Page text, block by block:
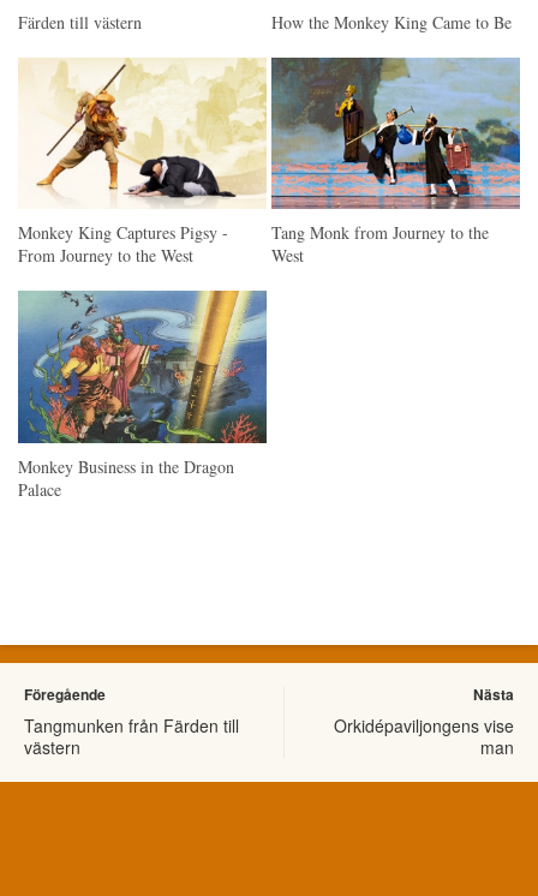
Färden till västern How the Monkey King Came to Be
Monkey King Captures Pigsy -
From Journey to the West
Tang Monk from Journey to the
West
Monkey Business in the Dragon
Palace
Föregående
Tangmunken från Färden till
västern
Nästa
Orkidépaviljongens vise
man